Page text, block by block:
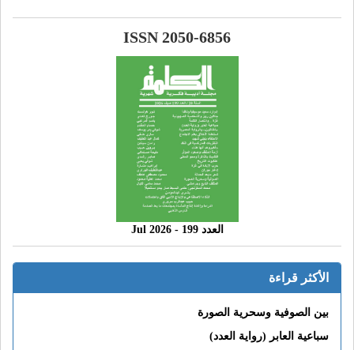
ISSN 2050-6856
العدد 199 - 2026 Jul
الأكثر قراءة
بين الصوفية وسحرية الصورة
سباعية العابر (رواية العدد)